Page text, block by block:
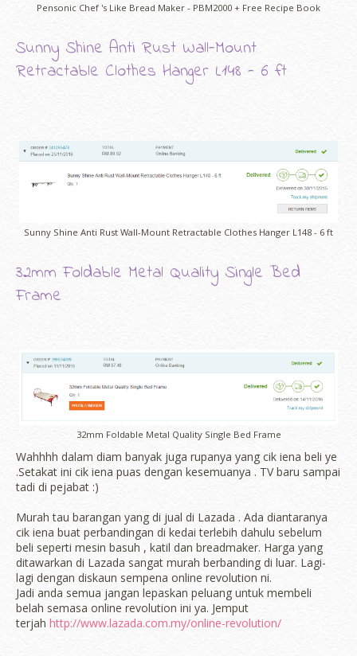
Pensonic Chef 's Like Bread Maker - PBM2000 + Free Recipe Book
Sunny Shine Anti Rust Wall-Mount
Retractable Clothes Hanger L148 - 6 ft
Sunny Shine Anti Rust Wall-Mount Retractable Clothes Hanger L148 - 6 ft
32mm Foldable Metal Quality Single Bed
Frame
32mm Foldable Metal Quality Single Bed Frame
Wahhhh dalam diam banyak juga rupanya yang cik iena beli ye
.Setakat ini cik iena puas dengan kesemuanya . TV baru sampai
tadi di pejabat :)
Murah tau barangan yang di jual di Lazada . Ada diantaranya
cik iena buat perbandingan di kedai terlebih dahulu sebelum
beli seperti mesin basuh , katil dan breadmaker. Harga yang
ditawarkan di Lazada sangat murah berbanding di luar. Lagi-
lagi dengan diskaun sempena online revolution ni.
Jadi anda semua jangan lepaskan peluang untuk membeli
belah semasa online revolution ini ya. Jemput
terjah http://www.lazada.com.my/online-revolution/